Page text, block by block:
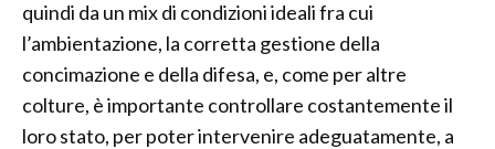
quindi da un mix di condizioni ideali fra cui
l’ambientazione, la corretta gestione della
concimazione e della difesa, e, come per altre
colture, è importante controllare costantemente il
loro stato, per poter intervenire adeguatamente, a